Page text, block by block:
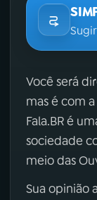
Você será
mas é com
Fala.BR é
sociedade
meio das
Sua opinião